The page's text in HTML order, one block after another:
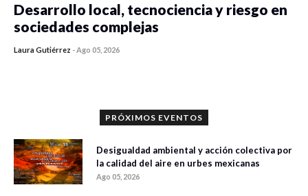
Desarrollo local, tecnociencia y riesgo en
sociedades complejas
Laura Gutiérrez -Ago 05, 2026
PRÓXIMOS EVENTOS
Desigualdad ambiental y acción colectiva por
la calidad del aire en urbes mexicanas
Ago 05, 2026